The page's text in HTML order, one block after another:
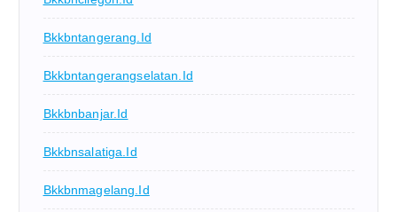
Bkkbntangerang.id
Bkkbntangerangselatan.id
Bkkbnbanjar.id
Bkkbnsalatiga.id
Bkkbnmagelang.id